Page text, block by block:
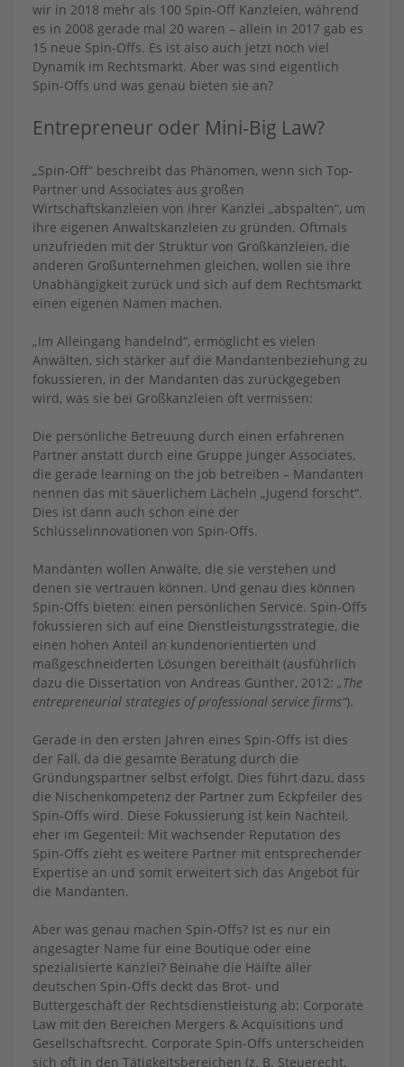
wir in 2018 mehr als 100 Spin-Off Kanzleien, während
es in 2008 gerade mal 20 waren – allein in 2017 gab es
15 neue Spin-Offs. Es ist also auch jetzt noch viel
Dynamik im Rechtsmarkt. Aber was sind eigentlich
Spin-Offs und was genau bieten sie an?
Entrepreneur oder Mini-Big Law?
„Spin-Off“ beschreibt das Phänomen, wenn sich Top-
Partner und Associates aus großen
Wirtschaftskanzleien von ihrer Kanzlei „abspalten“, um
ihre eigenen Anwaltskanzleien zu gründen. Oftmals
unzufrieden mit der Struktur von Großkanzleien, die
anderen Großunternehmen gleichen, wollen sie ihre
Unabhängigkeit zurück und sich auf dem Rechtsmarkt
einen eigenen Namen machen.
„Im Alleingang handelnd“, ermöglicht es vielen
Anwälten, sich stärker auf die Mandantenbeziehung zu
fokussieren, in der Mandanten das zurückgegeben
wird, was sie bei Großkanzleien oft vermissen:
Die persönliche Betreuung durch einen erfahrenen
Partner anstatt durch eine Gruppe junger Associates,
die gerade learning on the job betreiben – Mandanten
nennen das mit säuerlichem Lächeln „Jugend forscht“.
Dies ist dann auch schon eine der
Schlüsselinnovationen von Spin-Offs.
Mandanten wollen Anwälte, die sie verstehen und
denen sie vertrauen können. Und genau dies können
Spin-Offs bieten: einen persönlichen Service. Spin-Offs
fokussieren sich auf eine Dienstleistungsstrategie, die
einen hohen Anteil an kundenorientierten und
maßgeschneiderten Lösungen bereithält (ausführlich
dazu die Dissertation von Andreas Günther, 2012: „The
entrepreneurial strategies of professional service firms“).
Gerade in den ersten Jahren eines Spin-Offs ist dies
der Fall, da die gesamte Beratung durch die
Gründungspartner selbst erfolgt. Dies führt dazu, dass
die Nischenkompetenz der Partner zum Eckpfeiler des
Spin-Offs wird. Diese Fokussierung ist kein Nachteil,
eher im Gegenteil: Mit wachsender Reputation des
Spin-Offs zieht es weitere Partner mit entsprechender
Expertise an und somit erweitert sich das Angebot für
die Mandanten.
Aber was genau machen Spin-Offs? Ist es nur ein
angesagter Name für eine Boutique oder eine
spezialisierte Kanzlei? Beinahe die Hälfte aller
deutschen Spin-Offs deckt das Brot- und
Buttergeschäft der Rechtsdienstleistung ab: Corporate
Law mit den Bereichen Mergers & Acquisitions und
Gesellschaftsrecht. Corporate Spin-Offs unterscheiden
sich oft in den Tätigkeitsbereichen (z. B. Steuerecht,